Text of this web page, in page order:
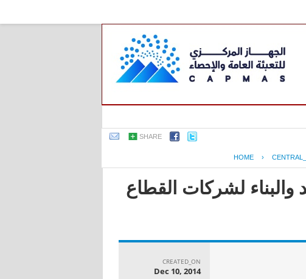
SHARE
HOME ›
والبناء لشركات القطاع
CREATED_ON
Dec 10, 2014